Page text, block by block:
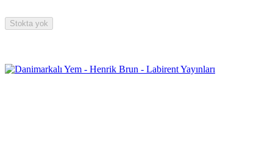
Stokta yok